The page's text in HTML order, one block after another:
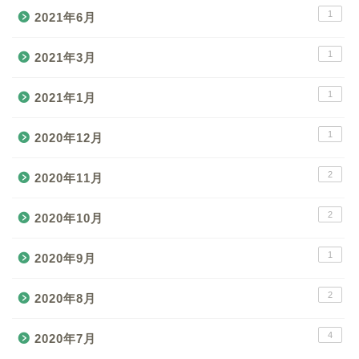
2021年6月 1
2021年3月 1
2021年1月 1
2020年12月 1
2020年11月 2
2020年10月 2
2020年9月 1
2020年8月 2
2020年7月 4